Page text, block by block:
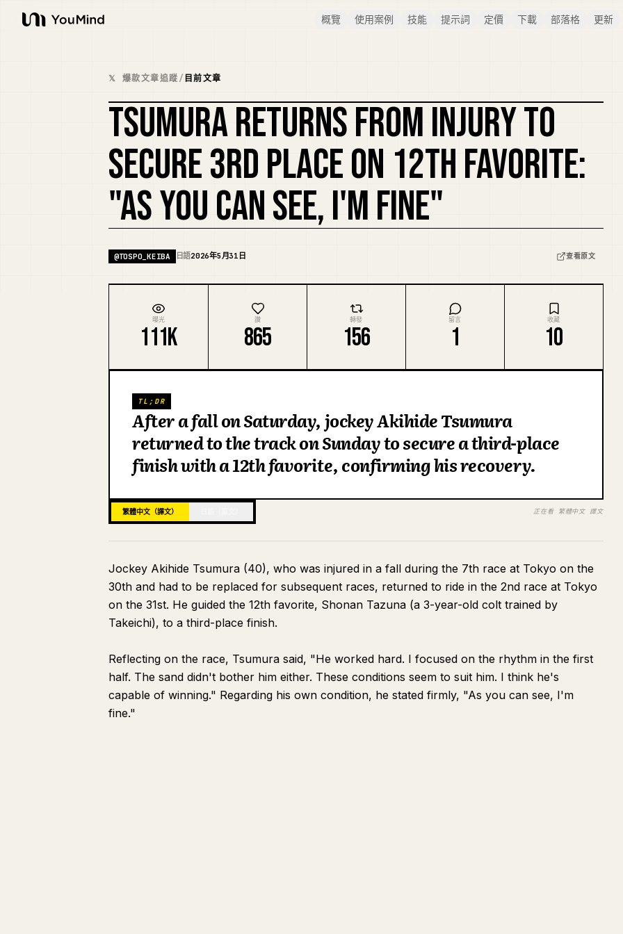
YouMind
概覽 使用案例 技能 提示詞 定價 下載 部落格 更新
𝕏 爆款文章追蹤/ 目前文章
TSUMURA RETURNS FROM INJURY TO
SECURE 3RD PLACE ON 12TH FAVORITE:
"AS YOU CAN SEE, I'M FINE"
@TOSPO_KEIBA 日語2026年5月31日 查看原文
曝光
111K
讚
865
轉發
156
留言
1
收藏
10
TL;DR
After a fall on Saturday, jockey Akihide Tsumura
returned to the track on Sunday to secure a third-place
finish with a 12th favorite, confirming his recovery.
繁體中文（譯文） 正在看 繁體中文 譯文
Jockey Akihide Tsumura (40), who was injured in a fall during the 7th race at Tokyo on the
30th and had to be replaced for subsequent races, returned to ride in the 2nd race at Tokyo
on the 31st. He guided the 12th favorite, Shonan Tazuna (a 3-year-old colt trained by
Takeichi), to a third-place finish.
Reflecting on the race, Tsumura said, "He worked hard. I focused on the rhythm in the first
half. The sand didn't bother him either. These conditions seem to suit him. I think he's
capable of winning." Regarding his own condition, he stated firmly, "As you can see, I'm
fine."